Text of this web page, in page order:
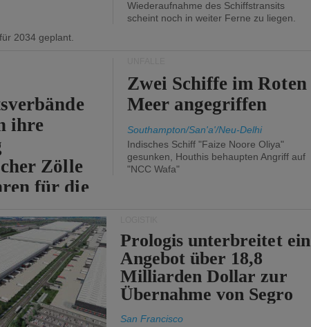
2034 geplant.
Wiederaufnahme des Schiffstransits
scheint noch in weiter Ferne zu liegen.
ihre
Zölle
für die
Zwei Schiffe im Roten
Meer angegriffen
Southampton/San'a'/Neu-Delhi
Indisches Schiff "Faize Noore Oliya"
gesunken, Houthis behaupten Angriff auf
"NCC Wafa"
Prologis unterbreitet ein
Angebot über 18,8
Milliarden Dollar zur
Übernahme von Segro
San Francisco